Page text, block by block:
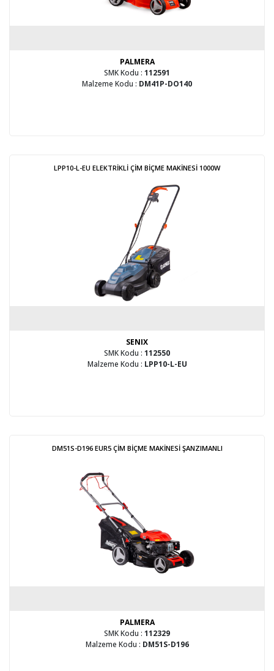
PALMERA
SMK Kodu : 112591
Malzeme Kodu : DM41P-DO140
LPP10-L-EU ELEKTRİKLİ ÇİM BİÇME MAKİNESİ 1000W
SENIX
SMK Kodu : 112550
Malzeme Kodu : LPP10-L-EU
DM51S-D196 EUR5 ÇİM BİÇME MAKİNESİ ŞANZIMANLI
PALMERA
SMK Kodu : 112329
Malzeme Kodu : DM51S-D196